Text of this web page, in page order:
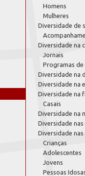
Homens
Mulheres
Diversidade de
Diversidade na
Jornais
Programas de
Diversidade na
Diversidade na
Diversidade na
Casais
Diversidade na
Diversidade nas
Diversidade nas
Crianças
Adolescentes
Jovens
Pessoas